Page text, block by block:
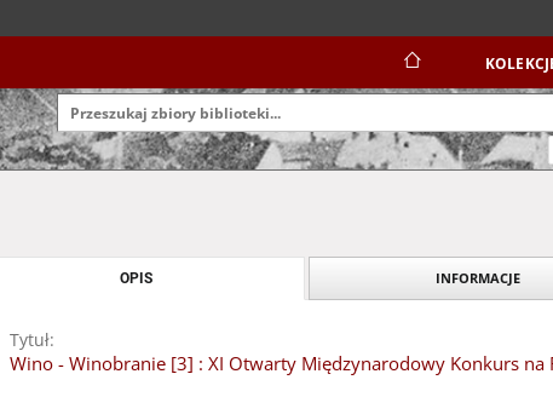
OPIS INFORMACJE
Tytuł:
Wino - Winobranie [3] : XI Otwarty Międzynarodowy Konkurs na